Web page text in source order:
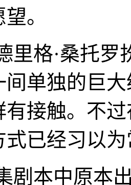
。
里格·桑托
间单独的巨
有接触。不
式已经习以
剧本中原本